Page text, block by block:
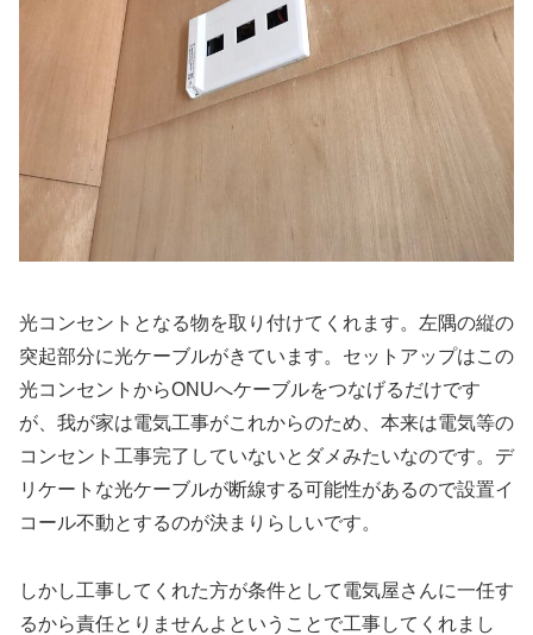
光コンセントとなる物を取り付けてくれます。左隅の縦の
突起部分に光ケーブルがきています。セットアップはこの
光コンセントからONUへケーブルをつなげるだけです
が、我が家は電気工事がこれからのため、本来は電気等の
コンセント工事完了していないとダメみたいなのです。デ
リケートな光ケーブルが断線する可能性があるので設置イ
コール不動とするのが決まりらしいです。
しかし工事してくれた方が条件として電気屋さんに一任す
るから責任とりませんよということで工事してくれまし